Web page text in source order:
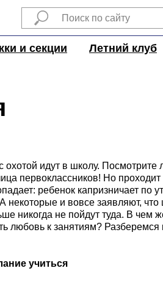
и секции Летний клуб
охотой идут в школу. Посмотрите
первоклассников! Но
ребенок капризничает по
некоторые и вовсе заявляют,
никогда не пойдут туда. В чем
любовь к занятиям? Разберемся
учиться